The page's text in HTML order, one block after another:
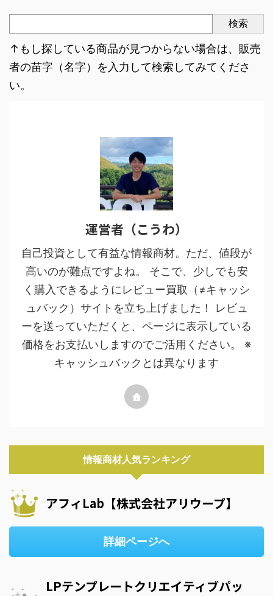
検索
↑もし探している商品が見つからない場合は、販売
者の苗字（名字）を入力して検索してみてくださ
い。
運営者（こうわ）
自己投資として有益な情報商材。ただ、値段が
高いのが難点ですよね。 そこで、少しでも安
く購入できるようにレビュー買取（≠キャッシ
ュバック）サイトを立ち上げました！ レビュ
ーを送っていただくと、ページに表示している
価格をお支払いしますのでご活用ください。 ※
キャッシュバックとは異なります
情報商材人気ランキング
アフィLab【株式会社アリウープ】
詳細ページへ
LPテンプレートクリエイティブパッ